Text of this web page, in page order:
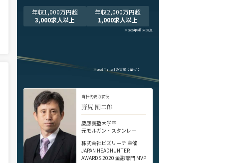
年収1,000万円超
3,000求人以上
年収2,000万円超
1,000求人以上
※2025年9月末時点
※2024年1-12月の実績に基づく
当社代表取締役
野尻 剛二郎
慶應義塾大学卒
元モルガン・スタンレー
株式会社ビズリーチ 主催
JAPAN HEADHUNTER
AWARDS 2020 金融部門 MVP